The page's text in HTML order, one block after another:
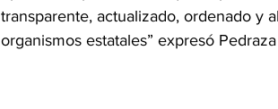
transparente, actualizado, ordenado y
organismos estatales” expresó